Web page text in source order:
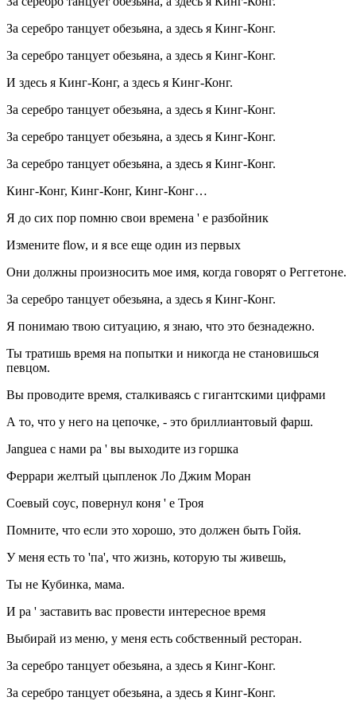
За серебро танцует обезьяна, а здесь я Кинг-Конг.
За серебро танцует обезьяна, а здесь я Кинг-Конг.
И здесь я Кинг-Конг, а здесь я Кинг-Конг.
За серебро танцует обезьяна, а здесь я Кинг-Конг.
За серебро танцует обезьяна, а здесь я Кинг-Конг.
За серебро танцует обезьяна, а здесь я Кинг-Конг.
Кинг-Конг, Кинг-Конг, Кинг-Конг…
Я до сих пор помню свои времена ' e разбойник
Измените flow, и я все еще один из первых
Они должны произносить мое имя, когда говорят о Реггетоне.
За серебро танцует обезьяна, а здесь я Кинг-Конг.
Я понимаю твою ситуацию, я знаю, что это безнадежно.
Ты тратишь время на попытки и никогда не становишься
певцом.
Вы проводите время, сталкиваясь с гигантскими цифрами
А то, что у него на цепочке, - это бриллиантовый фарш.
Janguea с нами pa ' вы выходите из горшка
Феррари желтый цыпленок Ло Джим Моран
Соевый соус, повернул коня ' е Троя
Помните, что если это хорошо, это должен быть Гойя.
У меня есть то 'па', что жизнь, которую ты живешь,
Ты не Кубинка, мама.
И pa ' заставить вас провести интересное время
Выбирай из меню, у меня есть собственный ресторан.
За серебро танцует обезьяна, а здесь я Кинг-Конг.
За серебро танцует обезьяна, а здесь я Кинг-Конг.